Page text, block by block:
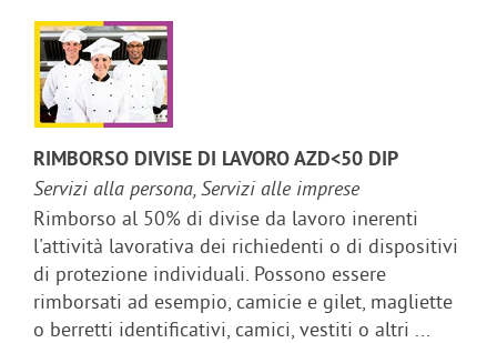
RIMBORSO DIVISE DI LAVORO AZD<50 DIP
Servizi alla persona, Servizi alle imprese
Rimborso al 50% di divise da lavoro inerenti
l'attività lavorativa dei richiedenti o di dispositivi
di protezione individuali. Possono essere
rimborsati ad esempio, camicie e gilet, magliette
o berretti identificativi, camici, vestiti o altri ...